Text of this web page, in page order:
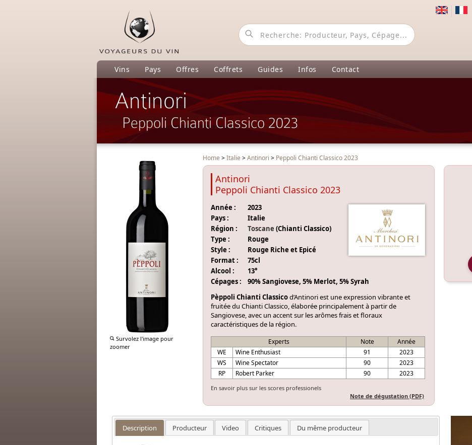
Vins Pays Offres Coffrets Guides Infos Contact
Antinori
Peppoli Chianti Classico 2023
Survolez l'image pour
zoomer
Home >Italie >Antinori > Peppoli Chianti Classico 2023
Antinori
Peppoli Chianti Classico 2023
Année :
2023
Pays :
Italie
Région :
Toscane (Chianti Classico)
Type :
Rouge
Style :
Rouge Riche et Epicé
Format :
75cl
Alcool :
13°
Cépages :
90% Sangiovese, 5% Merlot, 5% Syrah
Pèppoli Chianti Classicod’Antinori est une expression vibrante et
fruitée du Chianti Classico, élaborée principalement à partir de
Sangiovese, avec un accent sur les arômes frais et floraux
caractéristiques de la région.
Experts Note
Année
WE
Wine Enthusiast 91
2023
WS
Wine Spectator 90
2023
RP
Robert Parker 90 2023
En savoir plus sur les scores professionels
Note de dégustation (PDF)
Description Producteur Video Critiques Du même producteur